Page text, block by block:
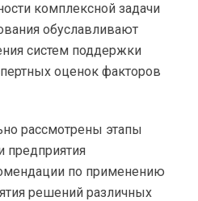
комплексной задачи
обуславливают
систем поддержки
оценок факторов
рассмотрены этапы
предприятия
по применению
решений различных